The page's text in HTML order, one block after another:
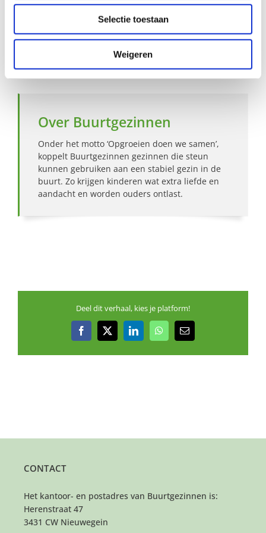
Selectie toestaan
Weigeren
Hoe werkt Buurtgezinnen?
Bekijk andere zoekprofielen
Over Buurtgezinnen
Onder het motto ‘Opgroeien doen we samen’,
koppelt Buurtgezinnen gezinnen die steun
kunnen gebruiken aan een stabiel gezin in de
buurt. Zo krijgen kinderen wat extra liefde en
aandacht en worden ouders ontlast.
Deel dit verhaal, kies je platform!
Facebook
X LinkedInWhatsApp
E-
CONTACT
Het kantoor- en postadres van Buurtgezinnen is:
Herenstraat 47
3431 CW Nieuwegein